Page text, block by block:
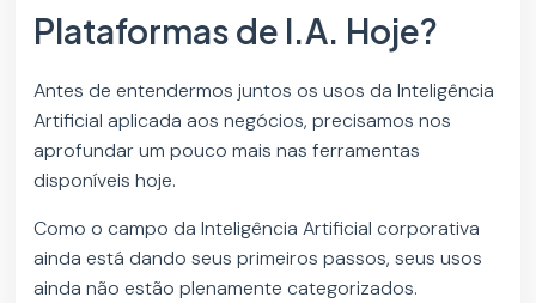
Plataformas de I.A. Hoje?
Antes de entendermos juntos os usos da Inteligência
Artificial aplicada aos negócios, precisamos nos
aprofundar um pouco mais nas ferramentas
disponíveis hoje.
Como o campo da Inteligência Artificial corporativa
ainda está dando seus primeiros passos, seus usos
ainda não estão plenamente categorizados.